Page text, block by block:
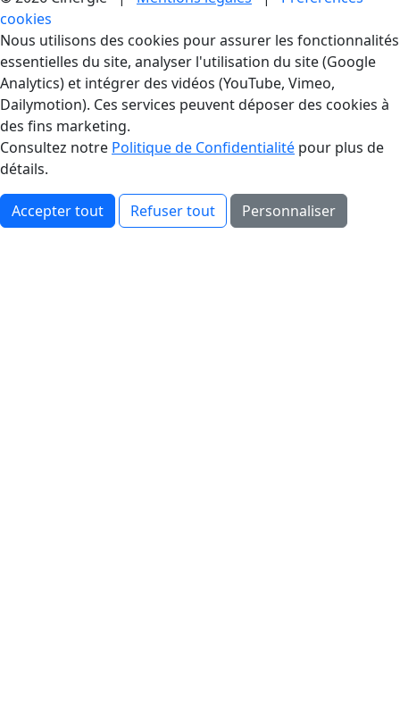
cookies
Gestion des Cookies
Nous utilisons des cookies pour assurer les fonctionnalités
essentielles du site, analyser l'utilisation du site (Google
Analytics) et intégrer des vidéos (YouTube, Vimeo,
Dailymotion). Ces services peuvent déposer des cookies à
des fins marketing.
Consultez notre Politique de Confidentialité pour plus de
détails.
Accepter tout Refuser tout Personnaliser